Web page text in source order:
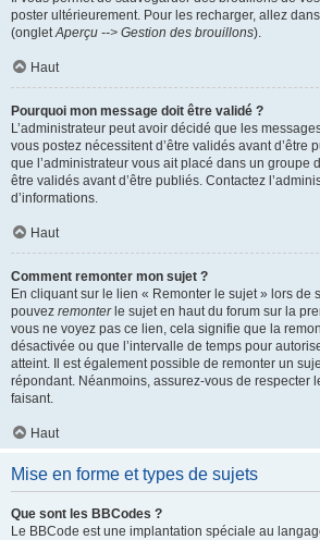
poster ultérieurement. Pour les recharger, allez
(ongletAperçu --> Gestion des brouillons).
Haut
Pourquoi mon message doit être validé ?
L’administrateur peut avoir décidé que les
vous postez nécessitent d’être validés avant d’être
que l’administrateur vous ait placé dans un groupe
être validés avant d’être publiés. Contactez
d’informations.
Haut
Comment remonter mon sujet ?
En cliquant sur le lien « Remonter le sujet » lors de
pouvez remonterle sujet en haut du forum sur la
vous ne voyez pas ce lien, cela signifie que la
désactivée ou que l’intervalle de temps pour
atteint. Il est également possible de remonter un
répondant. Néanmoins, assurez-vous de respecter
faisant.
Haut
Mise en forme et types de sujets
Que sont les BBCodes ?
Le BBCode est une implantation spéciale au